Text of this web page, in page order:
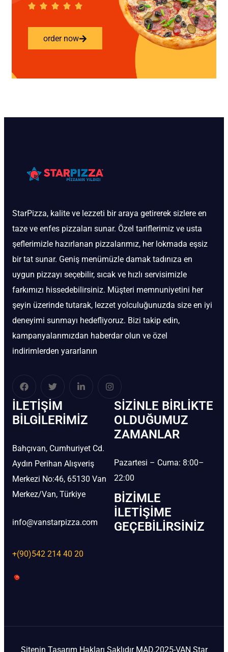
order now
StarPizza, kalite ve lezzeti bir araya getirerek sizlere en
taze ve enfes pizzaları sunar. Özel tariflerimiz ve usta
şeflerimizle hazırlanan pizzalarımız, her lokmada eşsiz
bir tat sunar. Geniş menümüzle damak tadınıza en
uygun pizzayı seçebilir, sıcak ve hızlı servisimizle
farkımızı hissedebilirsiniz. Müşteri memnuniyetini her
şeyin üzerinde tutarak, lezzet yolculuğunuzda size en iyi
deneyimi sunmayı hedefliyoruz. Bizi takip edin,
kampanyalarımızdan haberdar olun ve özel
indirimlerden yararlanın
İLETIŞIM
BİLGILERIMIZ
Bahçıvan, Cumhuriyet Cd.
Aydın Perihan Alışveriş
Merkezi No:46, 65130 Van
Merkez/Van, Türkiye
info@vanstarpizza.com
+(90)542 214 40 20
SIZINLE BIRLIKTE
OLDUĞUMUZ
ZAMANLAR
Pazartesi – Cuma: 8:00–
22:00
BIZIMLE
İLETIŞIME
GEÇEBILIRSINIZ
Sitenin Tasarım Hakları Saklıdır MAD.2025-VAN Star